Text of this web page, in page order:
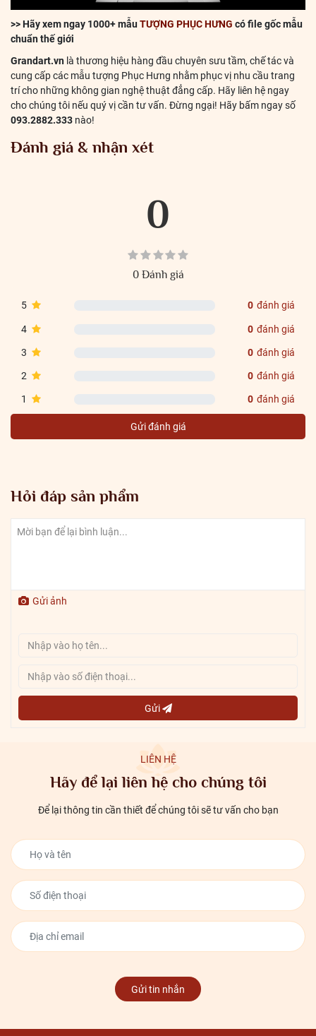
>> Hãy xem ngay 1000+ mẫuTƯỢNG PHỤC HƯNG có file gốc mẫu
chuẩn thế giới
Grandart.vn là thương hiệu hàng đầu chuyên sưu tầm, chế tác và
cung cấp các mẫu tượng Phục Hưng nhằm phục vị nhu cầu trang
trí cho những không gian nghệ thuật đẳng cấp. Hãy liên hệ ngay
cho chúng tôi nếu quý vị cần tư vấn. Đừng ngại! Hãy bấm ngay số
093.2882.333 nào!
Đánh giá & nhận xét
0
0 Đánh giá
5 0 đánh giá
4 0 đánh giá
3 0 đánh giá
2 0 đánh giá
1 0 đánh giá
Gửi đánh giá
Hỏi đáp sản phẩm
Gửi ảnh
Gửi
LIÊN HỆ
Hãy để lại liên hệ cho chúng tôi
Để lại thông tin cần thiết để chúng tôi sẽ tư vấn cho bạn
Gửi tin nhắn